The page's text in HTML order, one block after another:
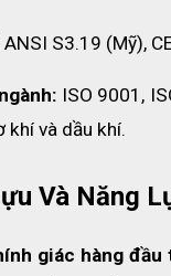
cặp/hộp
NRR: 29 dB (Giá
NZS 1270:2002
ANSI S3.19 (Mỹ),
ISO 9001,
khí và dầu khí.
Và Năng
giác hàng đầu